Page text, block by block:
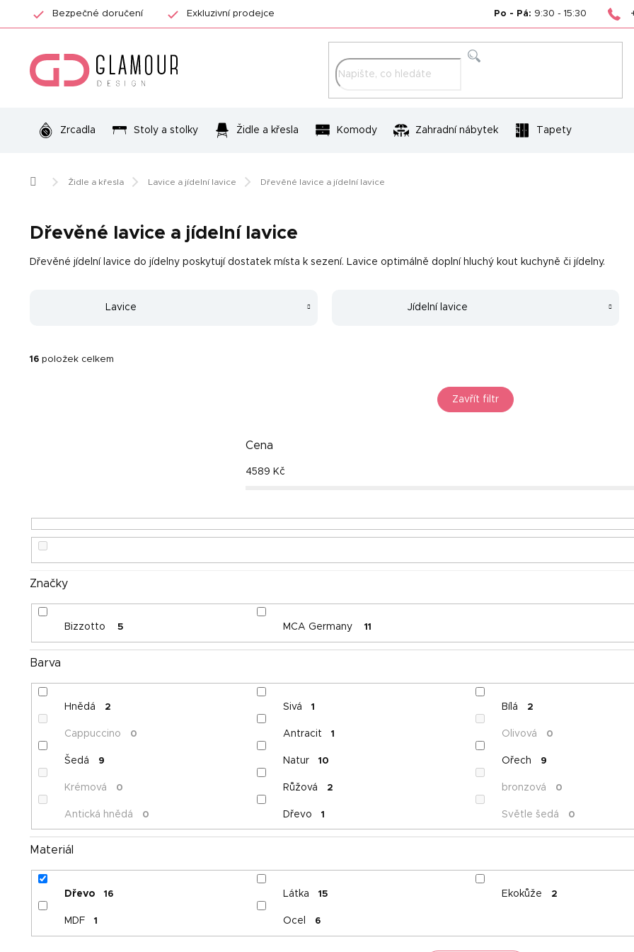
Bezpečné doručení Exkluzivní prodejce Po - Pá: 9:30 - 15:30
Zrcadla Stoly a stolky Židle a křesla Komody Zahradní nábytek Tapety
Domů Židle a křesla Lavice a jídelní lavice Dřevěné lavice a jídelní lavice
Dřevěné lavice a jídelní lavice
Dřevěné jídelní lavice do jídelny poskytují dostatek místa k sezení. Lavice optimálně doplní hluchý kout kuchyně či jídelny.
Lavice Jídelní lavice
16 položek celkem
Zavřít filtr
Cena
4589 Kč
Značky
Bizzotto 5 MCA Germany 11
Barva
Hnědá 2 Sivá 1 Bílá 2
Cappuccino 0 Antracit 1 Olivová 0
Šedá 9 Natur 10 Ořech 9
Krémová 0 Růžová 2 bronzová 0
Antická hnědá 0 Dřevo 1 Světle šedá 0
Materiál
Dřevo 16 Látka 15 Ekokůže 2
MDF 1 Ocel 6